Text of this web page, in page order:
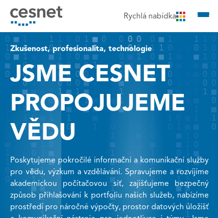
na obsah Rychlá nabídka
Zkušenost, profesionalita, technologie
JSME CESNET
PROPOJUJEME
VĚDU
Poskytujeme pokročilé informační a komunikační služby
pro vědu, výzkum a vzdělávání. Spravujeme a rozvíjíme
akademickou počítačovou síť, zajišťujeme bezpečný
způsob přihlašování k portfoliu našich služeb, nabízíme
prostředí pro náročné výpočty, prostor datových úložišť